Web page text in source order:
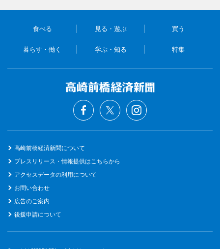
食べる 見る・遊ぶ 買う
暮らす・働く 学ぶ・知る 特集
高崎前橋経済新聞について
プレスリリース・情報提供はこちらから
アクセスデータの利用について
お問い合わせ
広告のご案内
後援申請について